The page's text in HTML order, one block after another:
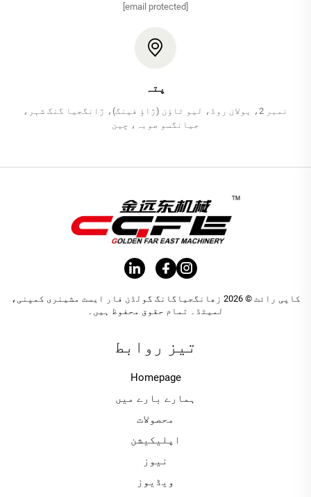
[email protected]
پتہ
نمبر 2، یولان روڈ، لیو ٹاؤن (ژاؤ فینگ)، ژانگجیا گنگ شہر،
جیانگسو صوبہ، چین
کاپی رائٹ © 2026 زھانگجیاگانگ گولڈن فار ایسٹ مشینری کمپنی،
لمیٹڈ۔ تمام حقوق محفوظ ہیں۔
تیز روابط
Homepage
ہمارے بارے میں
محصولات
اپلیکیشن
نیوز
ویڈیوز